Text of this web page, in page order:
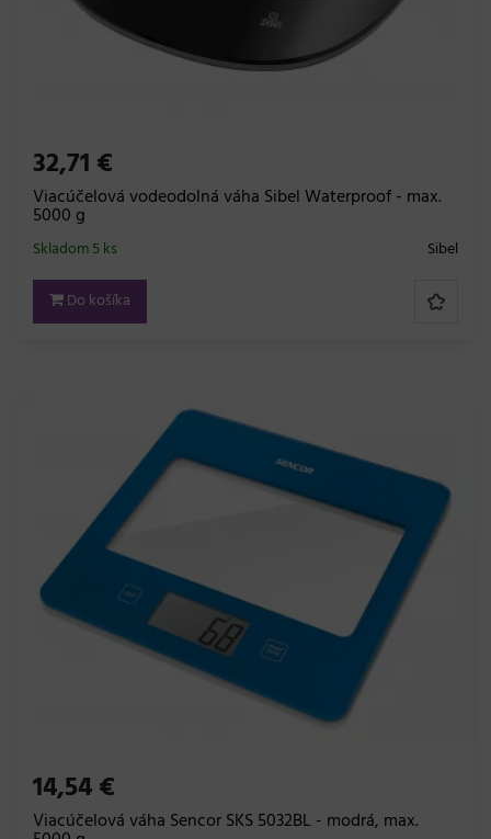
32,71 €
Viacúčelová vodeodolná váha Sibel Waterproof - max.
5000 g
Sibel
Skladom 5 ks
Do košíka
14,54 €
Viacúčelová váha Sencor SKS 5032BL - modrá, max.